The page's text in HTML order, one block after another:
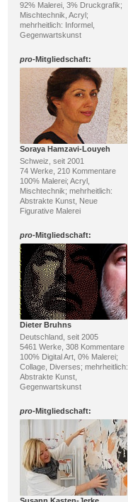
92% Malerei, 3% Druckgrafik;
Mischtechnik, Acryl;
mehrheitlich: Informel,
Gegenwartskunst
pro-Mitgliedschaft:
Soraya Hamzavi-Louyeh
Schweiz, seit 2001
74 Werke, 210 Kommentare
100% Malerei; Acryl,
Mischtechnik; mehrheitlich:
Abstrakte Kunst, Neue
Figurative Malerei
pro-Mitgliedschaft:
Dieter Bruhns
Deutschland, seit 2005
5461 Werke, 308 Kommentare
100% Digital Art, 0% Malerei;
Collage, Diverses; mehrheitlich:
Abstrakte Kunst,
Gegenwartskunst
pro-Mitgliedschaft: